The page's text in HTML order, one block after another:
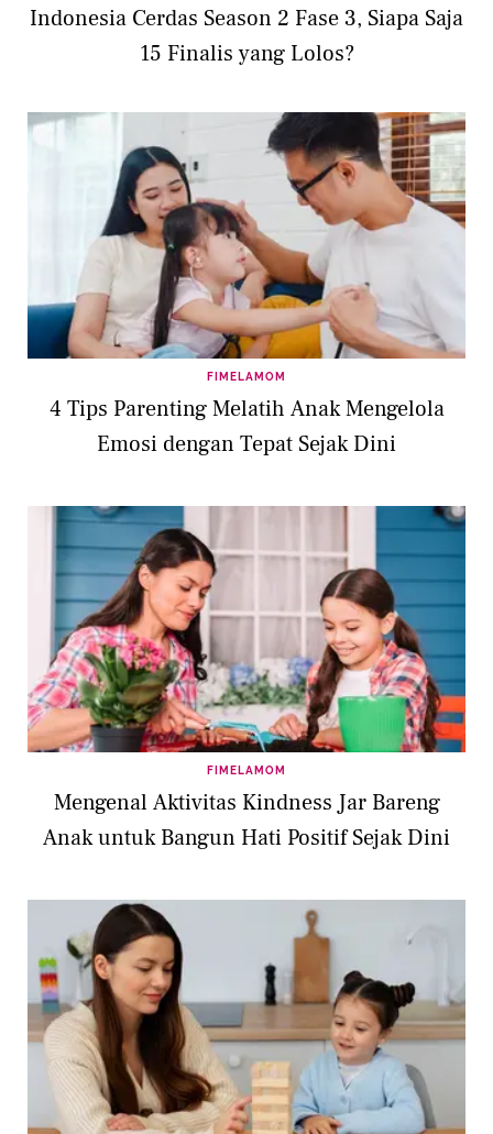
Indonesia Cerdas Season 2 Fase 3, Siapa Saja
15 Finalis yang Lolos?
FIMELAMOM
4 Tips Parenting Melatih Anak Mengelola
Emosi dengan Tepat Sejak Dini
FIMELAMOM
Mengenal Aktivitas Kindness Jar Bareng
Anak untuk Bangun Hati Positif Sejak Dini